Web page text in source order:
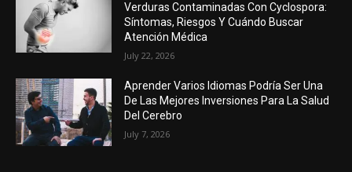
Verduras Contaminadas Con Cyclospora:
Síntomas, Riesgos Y Cuándo Buscar
Atención Médica
July 22, 2026
Aprender Varios Idiomas Podría Ser Una
De Las Mejores Inversiones Para La Salud
Del Cerebro
July 7, 2026